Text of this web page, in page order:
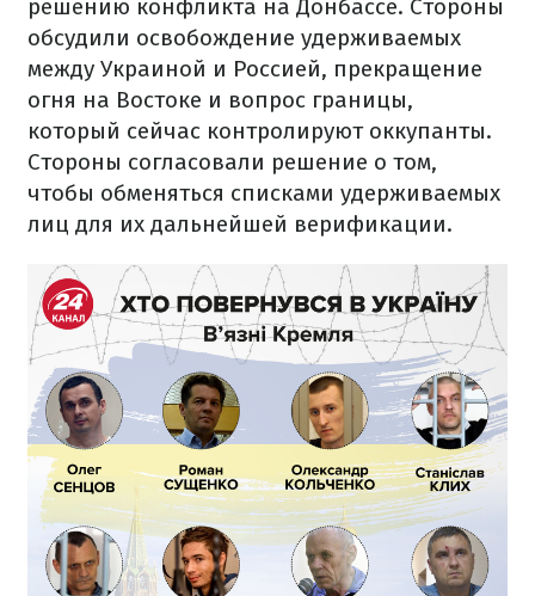
решению конфликта на Донбассе. Стороны
обсудили освобождение удерживаемых
между Украиной и Россией, прекращение
огня на Востоке и вопрос границы,
который сейчас контролируют оккупанты.
Стороны согласовали решение о том,
чтобы обменяться списками удерживаемых
лиц для их дальнейшей верификации.